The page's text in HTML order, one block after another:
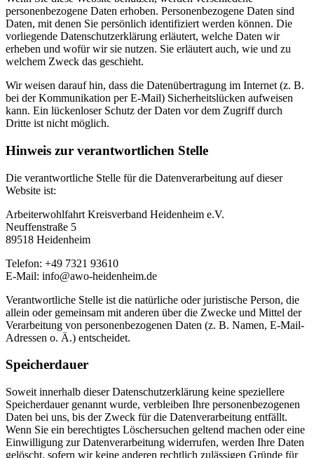
personenbezogene Daten erhoben. Personenbezogene Daten sind
Daten, mit denen Sie persönlich identifiziert werden können. Die
vorliegende Datenschutzerklärung erläutert, welche Daten wir
erheben und wofür wir sie nutzen. Sie erläutert auch, wie und zu
welchem Zweck das geschieht.
Wir weisen darauf hin, dass die Datenübertragung im Internet (z. B.
bei der Kommunikation per E-Mail) Sicherheitslücken aufweisen
kann. Ein lückenloser Schutz der Daten vor dem Zugriff durch
Dritte ist nicht möglich.
Hinweis zur verantwortlichen Stelle
Die verantwortliche Stelle für die Datenverarbeitung auf dieser
Website ist:
Arbeiterwohlfahrt Kreisverband Heidenheim e.V.
Neuffenstraße 5
89518 Heidenheim
Telefon: +49 7321 93610
E-Mail: info@awo-heidenheim.de
Verantwortliche Stelle ist die natürliche oder juristische Person, die
allein oder gemeinsam mit anderen über die Zwecke und Mittel der
Verarbeitung von personenbezogenen Daten (z. B. Namen, E-Mail-
Adressen o. Ä.) entscheidet.
Speicherdauer
Soweit innerhalb dieser Datenschutzerklärung keine speziellere
Speicherdauer genannt wurde, verbleiben Ihre personenbezogenen
Daten bei uns, bis der Zweck für die Datenverarbeitung entfällt.
Wenn Sie ein berechtigtes Löschersuchen geltend machen oder eine
Einwilligung zur Datenverarbeitung widerrufen, werden Ihre Daten
gelöscht, sofern wir keine anderen rechtlich zulässigen Gründe für